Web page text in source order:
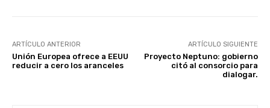
ARTÍCULO ANTERIOR
Unión Europea ofrece a EEUU
reducir a cero los aranceles
ARTÍCULO SIGUIENTE
Proyecto Neptuno: gobierno
citó al consorcio para
dialogar.